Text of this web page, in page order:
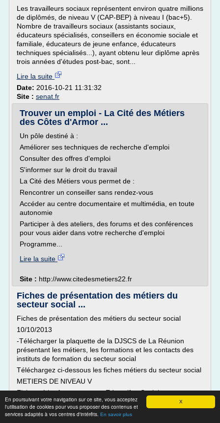
X
En poursuivant votre navigation sur ce site, vous acceptez
l'utilisation de cookies pour vous proposer des contenus et
services adaptés à vos centres d'intérêts. En savoir plus
Les travailleurs sociaux représentent environ quatre millions
de diplômés, de niveau V (CAP-BEP) à niveau I (bac+5).
Nombre de travailleurs sociaux (assistants sociaux,
éducateurs spécialisés, conseillers en économie sociale et
familiale, éducateurs de jeune enfance, éducateurs
techniques spécialisés...), ayant obtenu leur diplôme après
trois années d'études post-bac, sont...
Lire la suite
Date: 2016-10-21 11:31:32
Site : senat.fr
Trouver un emploi - La Cité des Métiers
des Côtes d'Armor ...
Un pôle destiné à :
Améliorer ses techniques de recherche d'emploi
Consulter des offres d'emploi
S'informer sur le droit du travail
La Cité des Métiers vous permet de :
Rencontrer un conseiller sans rendez-vous
Accéder au centre documentaire et multimédia, en toute
autonomie
Participer à des ateliers, des forums et des conférences
pour vous aider dans votre recherche d'emploi
Programme...
Lire la suite
Site : http://www.citedesmetiers22.fr
Fiches de présentation des métiers du
secteur social ...
Fiches de présentation des métiers du secteur social
10/10/2013
-Télécharger la plaquette de la DJSCS de La Réunion
présentant les métiers, les formations et les contacts des
instituts de formation du secteur social
Téléchargez ci-dessous les fiches métiers du secteur social
METIERS DE NIVEAU V
Fiche métier Accompagnant Educatif et Social
(PDF - 69.5 ko)
Le nouveau diplôme d'Etat...